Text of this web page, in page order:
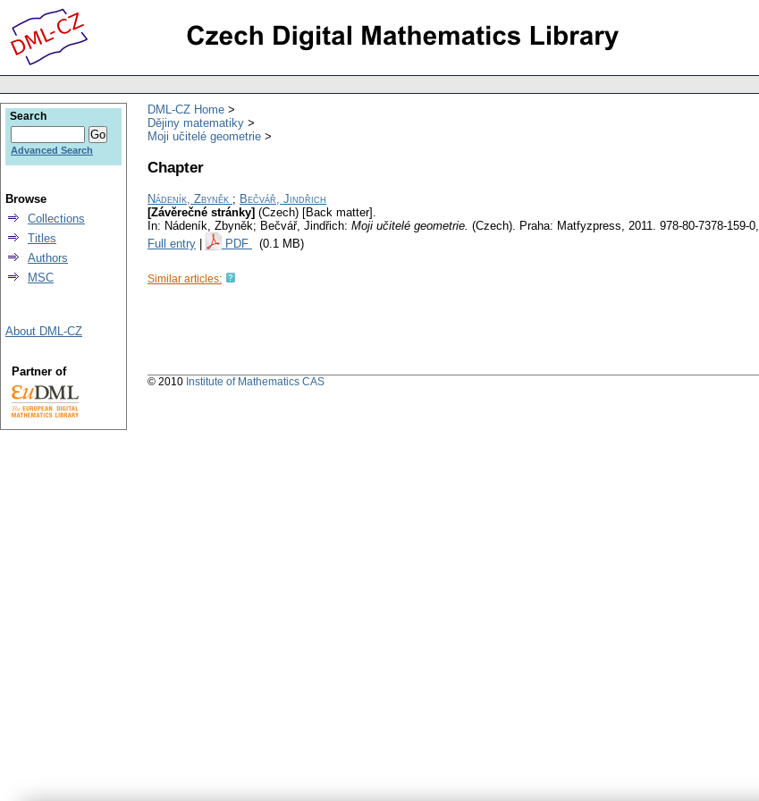
DML-CZ Home
Dějiny matematiky
Moji učitelé geometrie
Chapter
Nádeník, Zbyněk ; Bečvář, Jindřich
[Závěrečné stránky] (Czech) [Back matter].
In: Nádeník, Zbyněk; Bečvář, Jindřich: Moji učitelé geometrie. (Czech). Praha: Matfyzpress, 2011. 978-80-7378-159-0,
Full entry
PDF (0.1 MB)
Similar articles:
Search
Advanced Search
Browse
Collections
Titles
Authors
MSC
About DML-CZ
Partner of
© 2010 Institute of Mathematics CAS